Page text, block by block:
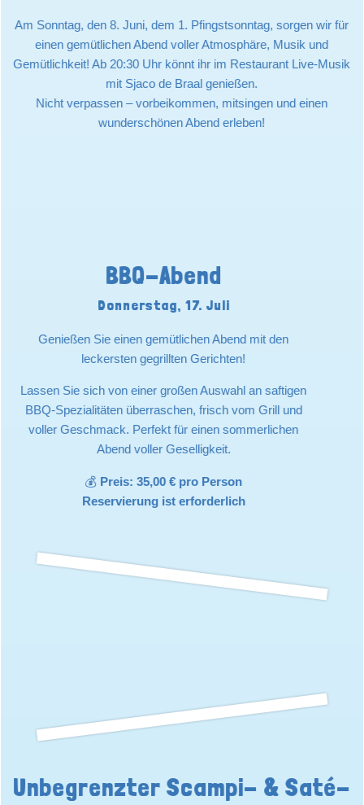
Am Sonntag, den 8. Juni, dem 1. Pfingstsonntag, sorgen wir für
einen gemütlichen Abend voller Atmosphäre, Musik und
Gemütlichkeit! Ab 20:30 Uhr könnt ihr im Restaurant Live-Musik
mit Sjaco de Braal genießen.
Nicht verpassen – vorbeikommen, mitsingen und einen
wunderschönen Abend erleben!
BBQ-Abend
Donnerstag, 17. Juli
Genießen Sie einen gemütlichen Abend mit den
leckersten gegrillten Gerichten!
Lassen Sie sich von einer großen Auswahl an saftigen
BBQ-Spezialitäten überraschen, frisch vom Grill und
voller Geschmack. Perfekt für einen sommerlichen
Abend voller Geselligkeit.
💰 Preis: 35,00 € pro Person
Reservierung ist erforderlich
Unbegrenzter Scampi- & Saté-